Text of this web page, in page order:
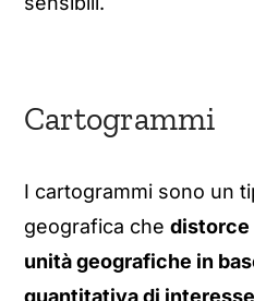
Cartogrammi
I cartogrammi sono un
geografica chedistorce
unità geografiche in
quantitativa di interesse